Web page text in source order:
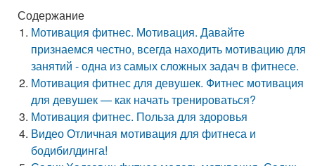
Содержание
Мотивация фитнес. Мотивация. Давайте
признаемся честно, всегда находить мотивацию для
занятий - одна из самых сложных задач в фитнесе.
Мотивация фитнес для девушек. Фитнес мотивация
для девушек — как начать тренироваться?
Мотивация фитнес. Польза для здоровья
Видео Отличная мотивация для фитнеса и
бодибилдинга!